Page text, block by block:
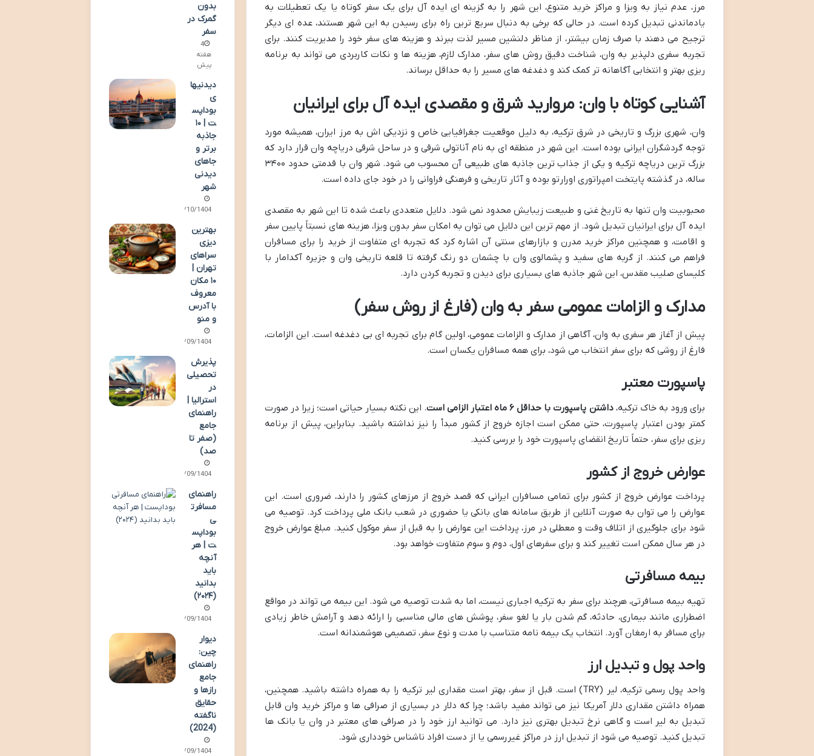
مرز، عدم نیاز به ویزا و مراکز خرید متنوع، این شهر را به گزینه ای ایده آل برای یک سفر کوتاه یا یک تعطیلات به
یادماندنی تبدیل کرده است. در حالی که برخی به دنبال سریع ترین راه برای رسیدن به این شهر هستند، عده ای دیگر
ترجیح می دهند با صرف زمان بیشتر، از مناظر دلنشین مسیر لذت ببرند و هزینه های سفر خود را مدیریت کنند. برای
تجربه سفری دلپذیر به وان، شناخت دقیق روش های سفر، مدارک لازم، هزینه ها و نکات کاربردی می تواند به برنامه
ریزی بهتر و انتخابی آگاهانه تر کمک کند و دغدغه های مسیر را به حداقل برساند.
آشنایی کوتاه با وان: مروارید شرق و مقصدی ایده آل برای ایرانیان
وان، شهری بزرگ و تاریخی در شرق ترکیه، به دلیل موقعیت جغرافیایی خاص و نزدیکی اش به مرز ایران، همیشه مورد
توجه گردشگران ایرانی بوده است. این شهر در منطقه ای به نام آناتولی شرقی و در ساحل شرقی دریاچه وان قرار دارد که
بزرگ ترین دریاچه ترکیه و یکی از جذاب ترین جاذبه های طبیعی آن محسوب می شود. شهر وان با قدمتی حدود ۳۴۰۰
ساله، در گذشته پایتخت امپراتوری اورارتو بوده و آثار تاریخی و فرهنگی فراوانی را در خود جای داده است.
محبوبیت وان تنها به تاریخ غنی و طبیعت زیبایش محدود نمی شود. دلایل متعددی باعث شده تا این شهر به مقصدی
ایده آل برای ایرانیان تبدیل شود. از مهم ترین این دلایل می توان به امکان سفر بدون ویزا، هزینه های نسبتاً پایین سفر
و اقامت، و همچنین مراکز خرید مدرن و بازارهای سنتی آن اشاره کرد که تجربه ای متفاوت از خرید را برای مسافران
فراهم می کنند. از گربه های سفید و پشمالوی وان با چشمان دو رنگ گرفته تا قلعه تاریخی وان و جزیره آکدامار با
کلیسای صلیب مقدس، این شهر جاذبه های بسیاری برای دیدن و تجربه کردن دارد.
مدارک و الزامات عمومی سفر به وان (فارغ از روش سفر)
پیش از آغاز هر سفری به وان، آگاهی از مدارک و الزامات عمومی، اولین گام برای تجربه ای بی دغدغه است. این الزامات،
فارغ از روشی که برای سفر انتخاب می شود، برای همه مسافران یکسان است.
پاسپورت معتبر
برای ورود به خاک ترکیه،داشتن پاسپورت با حداقل ۶ ماه اعتبار الزامی است
. این نکته بسیار حیاتی است؛ زیرا در صورت
کمتر بودن اعتبار پاسپورت، حتی ممکن است اجازه خروج از کشور مبدأ را نیز نداشته باشید. بنابراین، پیش از برنامه
ریزی برای سفر، حتماً تاریخ انقضای پاسپورت خود را بررسی کنید.
عوارض خروج از کشور
پرداخت عوارض خروج از کشور برای تمامی مسافران ایرانی که قصد خروج از مرزهای کشور را دارند، ضروری است. این
عوارض را می توان به صورت آنلاین از طریق سامانه های بانکی یا حضوری در شعب بانک ملی پرداخت کرد. توصیه می
شود برای جلوگیری از اتلاف وقت و معطلی در مرز، پرداخت این عوارض را به قبل از سفر موکول کنید. مبلغ عوارض خروج
در هر سال ممکن است تغییر کند و برای سفرهای اول، دوم و سوم متفاوت خواهد بود.
بیمه مسافرتی
تهیه بیمه مسافرتی، هرچند برای سفر به ترکیه اجباری نیست، اما به شدت توصیه می شود. این بیمه می تواند در مواقع
اضطراری مانند بیماری، حادثه، گم شدن بار یا لغو سفر، پوشش های مالی مناسبی را ارائه دهد و آرامش خاطر زیادی
برای مسافر به ارمغان آورد. انتخاب یک بیمه نامه متناسب با مدت و نوع سفر، تصمیمی هوشمندانه است.
واحد پول و تبدیل ارز
واحد پول رسمی ترکیه، لیر (TRY) است. قبل از سفر، بهتر است مقداری لیر ترکیه را به همراه داشته باشید. همچنین،
همراه داشتن مقداری دلار آمریکا نیز می تواند مفید باشد؛ چرا که دلار در بسیاری از صرافی ها و مراکز خرید وان قابل
تبدیل به لیر است و گاهی نرخ تبدیل بهتری نیز دارد. می توانید ارز خود را در صرافی های معتبر در وان یا بانک ها
تبدیل کنید. توصیه می شود از تبدیل ارز در مراکز غیررسمی یا از دست افراد ناشناس خودداری شود.
بدون
گمرک در
سفر
4
هفته
پیش
دیدنیها
ی
بوداپس
ت | ۱۰
جاذبه
برتر و
جاهای
دیدنی
شهر
02/10/1404
بهترین
دیزی
سراهای
تهران |
۱۰ مکان
معروف
با آدرس
و منو
29/09/1404
پذیرش
تحصیلی
در
استرالیا |
راهنمای
جامع
(صفر تا
صد)
28/09/1404
راهنمای
مسافرت
ی
بوداپس
ت | هر
آنچه
باید
بدانید
(۲۰۲۴)
14/09/1404
دیوار
چین:
راهنمای
جامع
رازها و
حقایق
ناگفته
(2024)
13/09/1404